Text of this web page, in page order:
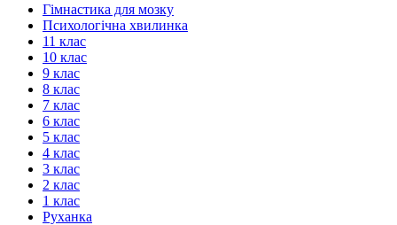
Гімнастика для мозку
Психологічна хвилинка
11 клас
10 клас
9 клас
8 клас
7 клас
6 клас
5 клас
4 клас
3 клас
2 клас
1 клас
Руханка